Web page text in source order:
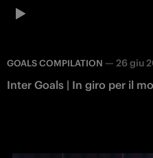
GOALS COMPILATION — 26 giu
Inter Goals | In giro per il